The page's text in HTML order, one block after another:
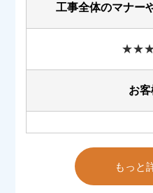
工事全体のマナー
★★★
お
もっと